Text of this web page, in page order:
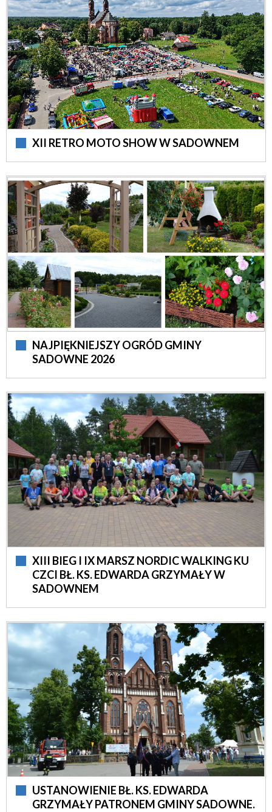
XII RETRO MOTO SHOW W SADOWNEM
NAJPIĘKNIEJSZY OGRÓD GMINY
SADOWNE 2026
XIII BIEG I IX MARSZ NORDIC WALKING KU
CZCI BŁ. KS. EDWARDA GRZYMAŁY W
SADOWNEM
USTANOWIENIE BŁ. KS. EDWARDA
GRZYMAŁY PATRONEM GMINY SADOWNE.